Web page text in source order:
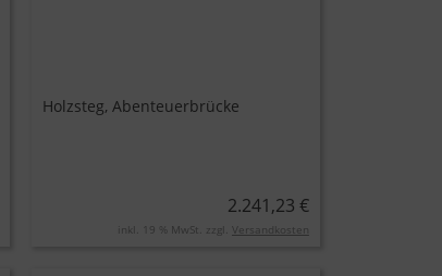
Holzsteg, Abenteuerbrücke
2.241,23 €
inkl. 19 % MwSt. zzgl. Versandkosten